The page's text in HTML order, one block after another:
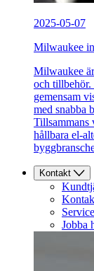
2025-05-07
Milwaukee
Milwaukee
och tillbehör.
gemensam
med snabba
Tillsammans
hållbara el-
Kontakt
Service
Jobba